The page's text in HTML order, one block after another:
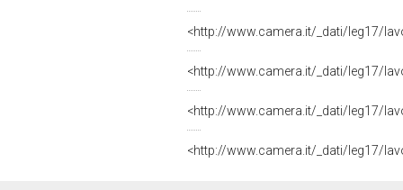
<http://www.camera.it/_dati/leg17/
<http://www.camera.it/_dati/leg17/
<http://www.camera.it/_dati/leg17/
<http://www.camera.it/_dati/leg17/